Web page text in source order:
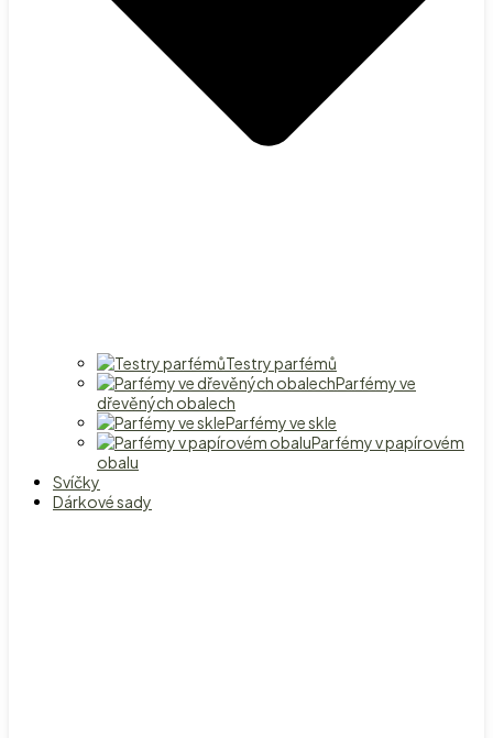
Testry parfémů
Parfémy ve
dřevěných obalech
Parfémy ve skle
Parfémy v papírovém
obalu
Svíčky
Dárkové sady